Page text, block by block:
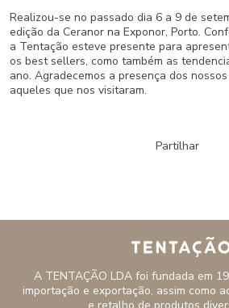
Realizou-se no passado dia 6 a 9 de
edição da Ceranor na Exponor, Porto.
a Tentação esteve presente para
os best sellers, como também as
ano. Agradecemos a presença dos
aqueles que nos visitaram.
Partilhar
A TENTAÇÃO LDA foi fundada em
importação e exportação, assim como
e retalho de produtos